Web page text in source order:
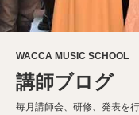
WACCA MUSIC SCHOOL
講師ブログ
毎月講師会、研修、発表を